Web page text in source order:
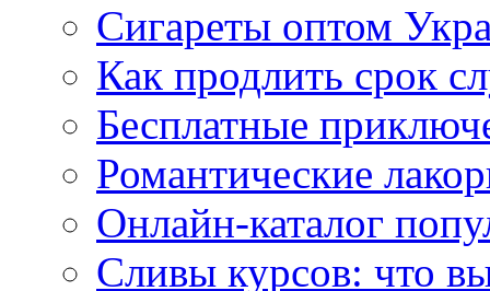
Сигареты оптом
Как продлить срок
Бесплатные
Романтические
Онлайн-каталог
Сливы курсов: что